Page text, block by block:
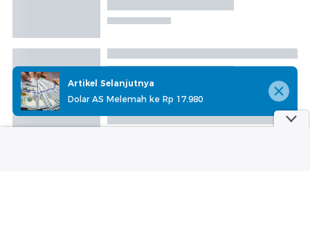
Artikel Selanjutnya
Dolar AS Melemah ke Rp 17.980